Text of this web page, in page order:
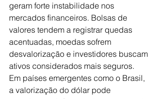
geram forte instabilidade nos
mercados financeiros. Bolsas de
valores tendem a registrar quedas
acentuadas, moedas sofrem
desvalorização e investidores buscam
ativos considerados mais seguros.
Em países emergentes como o Brasil,
a valorização do dólar pode